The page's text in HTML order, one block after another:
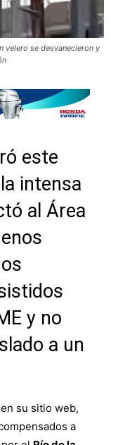
velero se desvanecieron y
este
intensa
al Área
y no
a un
su sitio web,
a